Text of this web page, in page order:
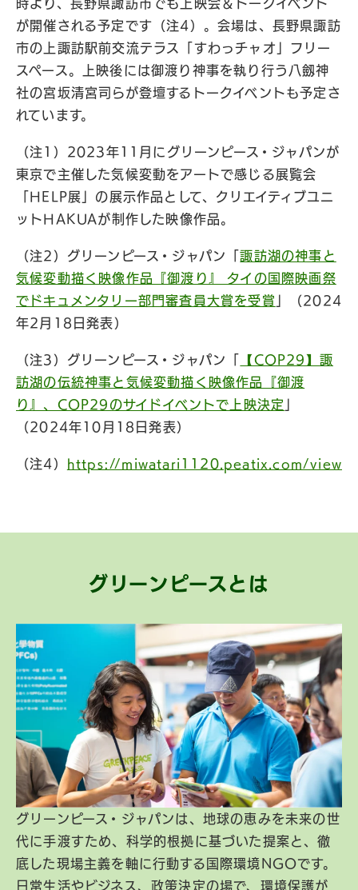
時より、長野県諏訪市でも上映会＆トークイベント
が開催される予定です（注4）。会場は、長野県諏訪
市の上諏訪駅前交流テラス「すわっチャオ」フリー
スペース。上映後には御渡り神事を執り行う八劔神
社の宮坂清宮司らが登壇するトークイベントも予定さ
れています。
（注1）2023年11月にグリーンピース・ジャパンが
東京で主催した気候変動をアートで感じる展覧会
「HELP展」の展示作品として、クリエイティブユニ
ットHAKUAが制作した映像作品。
（注2）グリーンピース・ジャパン「諏訪湖の神事と
気候変動描く映像作品『御渡り』 タイの国際映画祭
でドキュメンタリー部門審査員大賞を受賞
」（2024
年2月18日発表）
（注3）グリーンピース・ジャパン「
【COP29】諏
訪湖の伝統神事と気候変動描く映像作品『御渡
り』、COP29のサイドイベントで上映決定
（2024年10月18日発表）
（注4） https://miwatari1120.peatix.com/view
グリーンピースとは
グリーンピース・ジャパンは、地球の恵みを未来の世
代に手渡すため、科学的根拠に基づいた提案と、徹
底した現場主義を軸に行動する国際環境NGOです。
日常生活やビジネス、政策決定の場で、環境保護が